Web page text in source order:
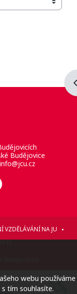
kurzy
Budějovice
info@jcu.cz
VZDĚLÁVÁNÍ NA JU
Budějovicích
webu používáme
tím souhlasíte.